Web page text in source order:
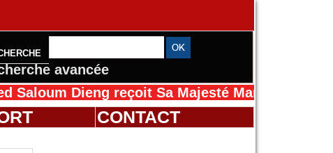
avancée
Dieng reçoit Sa Majesté Mansah Cissé au
CONTACT